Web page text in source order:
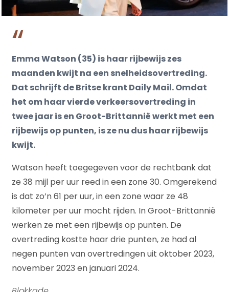
Emma Watson (35) is haar rijbewijs zes
maanden kwijt na een snelheidsovertreding.
Dat schrijft de Britse krant Daily Mail. Omdat
het om haar vierde verkeersovertreding in
twee jaar is en Groot-Brittannië werkt met een
rijbewijs op punten, is ze nu dus haar rijbewijs
kwijt.
Watson heeft toegegeven voor de rechtbank dat
ze 38 mijl per uur reed in een zone 30. Omgerekend
is dat zo’n 61 per uur, in een zone waar ze 48
kilometer per uur mocht rijden. In Groot-Brittannië
werken ze met een rijbewijs op punten. De
overtreding kostte haar drie punten, ze had al
negen punten van overtredingen uit oktober 2023,
november 2023 en januari 2024.